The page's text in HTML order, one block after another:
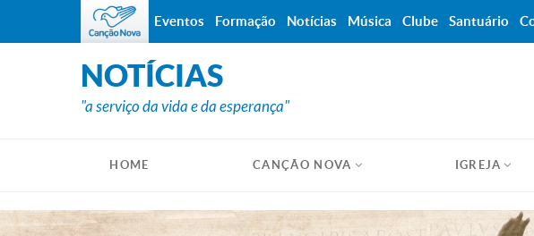
NOTÍCIAS
"a serviço da vida e da esperança"
HOME CANÇÃO NOVA IGREJA
Eventos Formação Notícias Música Clube Santuário